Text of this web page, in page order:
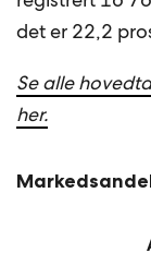
det er 22,2
Se alle
her.